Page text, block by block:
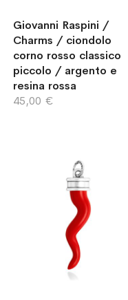
Giovanni Raspini /
Charms / ciondolo
corno rosso classico
piccolo / argento e
resina rossa
45,00 €